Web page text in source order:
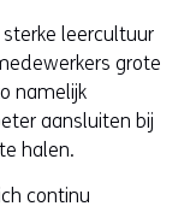
sterke leercultuur
grote
namelijk
aansluiten bij
halen.
continu